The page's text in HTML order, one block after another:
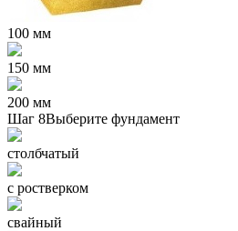
100 мм
150 мм
200 мм
Шаг 8Выберите фундамент
столбчатый
с ростверком
свайный